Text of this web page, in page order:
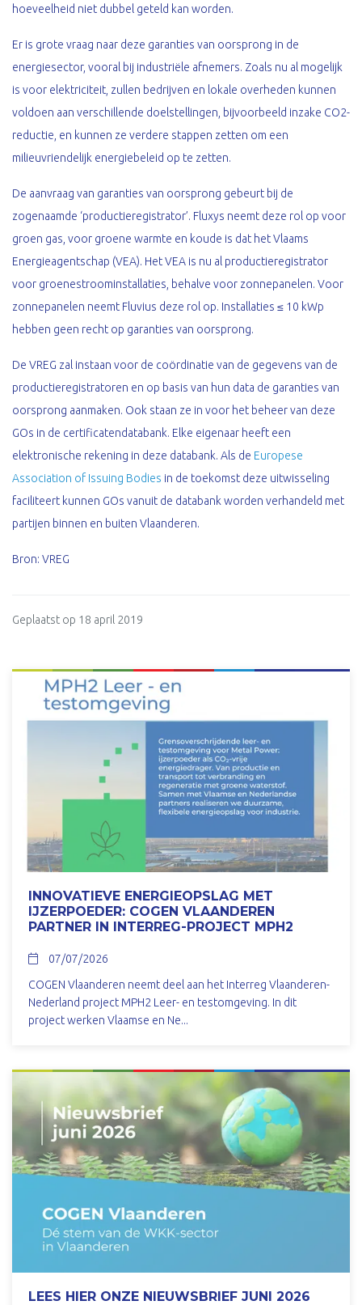
hoeveelheid niet dubbel geteld kan worden.
Er is grote vraag naar deze garanties van oorsprong in de
energiesector, vooral bij industriële afnemers. Zoals nu al mogelijk
is voor elektriciteit, zullen bedrijven en lokale overheden kunnen
voldoen aan verschillende doelstellingen, bijvoorbeeld inzake CO2-
reductie, en kunnen ze verdere stappen zetten om een
milieuvriendelijk energiebeleid op te zetten.
De aanvraag van garanties van oorsprong gebeurt bij de
zogenaamde ‘productieregistrator’. Fluxys neemt deze rol op voor
groen gas, voor groene warmte en koude is dat het Vlaams
Energieagentschap (VEA). Het VEA is nu al productieregistrator
voor groenestroominstallaties, behalve voor zonnepanelen. Voor
zonnepanelen neemt Fluvius deze rol op. Installaties ≤ 10 kWp
hebben geen recht op garanties van oorsprong.
De VREG zal instaan voor de coördinatie van de gegevens van de
productieregistratoren en op basis van hun data de garanties van
oorsprong aanmaken. Ook staan ze in voor het beheer van deze
GOs in de certificatendatabank. Elke eigenaar heeft een
elektronische rekening in deze databank. Als de Europese
Association of Issuing Bodies in de toekomst deze uitwisseling
faciliteert kunnen GOs vanuit de databank worden verhandeld met
partijen binnen en buiten Vlaanderen.
Bron: VREG
Geplaatst op 18 april 2019
INNOVATIEVE ENERGIEOPSLAG MET
IJZERPOEDER: COGEN VLAANDEREN
PARTNER IN INTERREG-PROJECT MPH2
07/07/2026
COGEN Vlaanderen neemt deel aan het Interreg Vlaanderen-
Nederland project MPH2 Leer- en testomgeving. In dit
project werken Vlaamse en Ne...
LEES HIER ONZE NIEUWSBRIEF JUNI 2026